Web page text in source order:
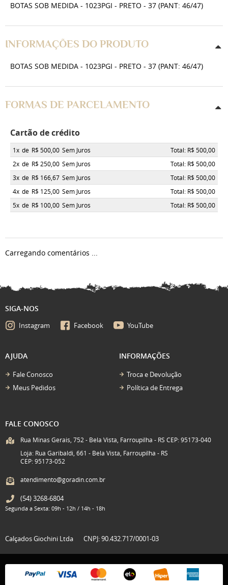
BOTAS SOB MEDIDA - 1023PGI - PRETO - 37 (PANT: 46/47)
INFORMAÇÕES DO PRODUTO
BOTAS SOB MEDIDA - 1023PGI - PRETO - 37 (PANT: 46/47)
FORMAS DE PARCELAMENTO
Cartão de crédito
1x de R$ 500,00 Sem Juros
Total: R$ 500,00
2x de R$ 250,00 Sem Juros
Total: R$ 500,00
3x de R$ 166,67 Sem Juros
Total: R$ 500,00
4x de R$ 125,00 Sem Juros
Total: R$ 500,00
5x de R$ 100,00 Sem Juros Total: R$ 500,00
Carregando comentários ...
SIGA-NOS
Instagram Facebook YouTube
AJUDA
Fale Conosco
Meus Pedidos
INFORMAÇÕES
Troca e Devolução
Política de Entrega
FALE CONOSCO
Rua Minas Gerais, 752 - Bela Vista, Farroupilha - RS CEP: 95173-040
Loja: Rua Garibaldi, 661 - Bela Vista, Farroupilha - RS
CEP: 95173-052
atendimento@goradin.com.br
(54)3268-6804
Segunda a Sexta: 09h - 12h / 14h - 18h
Calçados Giochini Ltda CNPJ: 90.432.717/0001-03